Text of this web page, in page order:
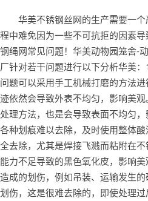
华美不锈钢丝网的生产需要一
程中难免因为一些不可抗拒的因素
钢绳网常见问题！华美动物园笼舍-
厂针对若干问题进行以下分析华美：
问题可以采用手工机械打磨的方法
迹依然会导致外表不均匀，影响美
处理方法，也是会导致表面不均匀，
各种划痕难以去除，及时使用整体
全去除，尤其是焊接飞溅而粘附在不
能力不足导致的黑色氧化皮，影响美
造成的划伤，例如吊装、运输发生
划伤，这是很难去除的，即使处理